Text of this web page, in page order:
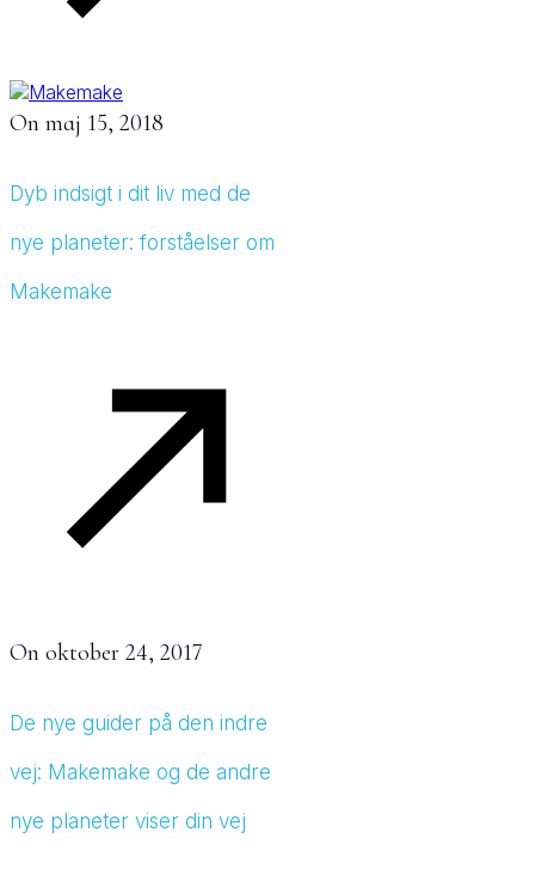
On maj 15, 2018
Dyb indsigt i dit liv med de
nye planeter: forståelser om
Makemake
On oktober 24, 2017
De nye guider på den indre
vej: Makemake og de andre
nye planeter viser din vej